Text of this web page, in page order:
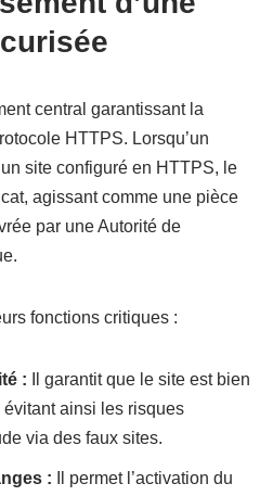
central garantissant la
HTTPS. Lorsqu’un
site configuré en HTTPS, le
agissant comme une pièce
par une Autorité de
fonctions critiques :
: Il garantit que le site est bien
évitant ainsi les risques
via des faux sites.
: Il permet l’activation du